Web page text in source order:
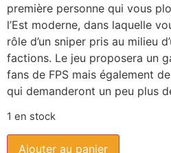
première personne qui vous
l’Est moderne, dans laquelle
rôle d’un sniper pris au milieu
factions. Le jeu proposera un
fans de FPS mais également
qui demanderont un peu plus
1 en stock
Ajouter au panier